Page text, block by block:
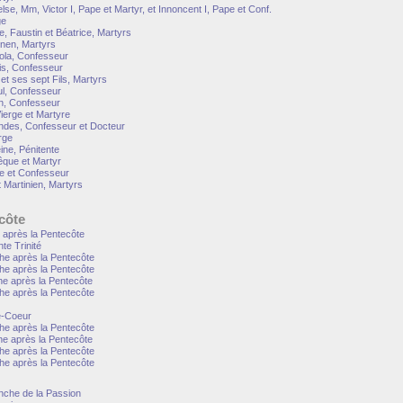
Mm, Victor I, Pape et Martyr, et Innoncent I, Pape et Conf.
Faustin et Béatrice, Martyrs
Martyrs
Confesseur
Confesseur
ses sept Fils, Martyrs
Confesseur
Confesseur
et Martyre
Confesseur et Docteur
Pénitente
et Martyr
et Confesseur
Martyrs
la Pentecôte
Trinité
après la Pentecôte
après la Pentecôte
après la Pentecôte
après la Pentecôte
Coeur
après la Pentecôte
après la Pentecôte
après la Pentecôte
après la Pentecôte
de la Passion